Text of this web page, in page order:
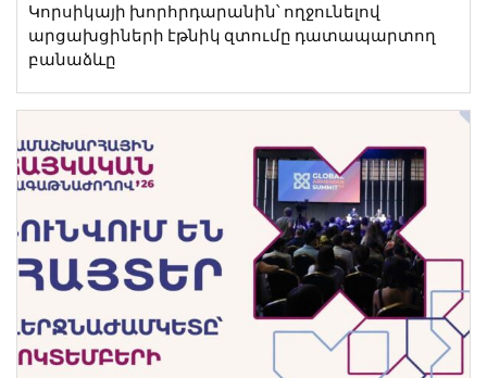
Կորսիկայի խորհրդարանին՝ ողջունելով
արցախցիների էթնիկ զտումը դատապարտող
բանաձևը